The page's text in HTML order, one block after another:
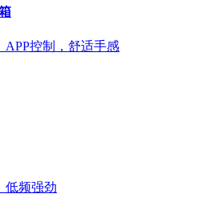
APP控制，舒适手感
低频强劲